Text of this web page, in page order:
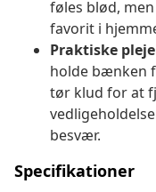
føles blød,
favorit i
Praktiske
holde bænken
tør klud for at
besvær.
Specifikationer